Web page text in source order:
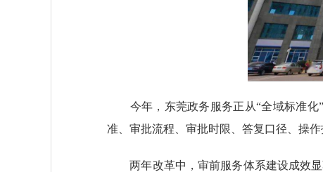
今年，东莞政务服务正从“全域标准化”
准、审批流程、审批时限、答复口径、操作
两年改革中，审前服务体系建设成效显